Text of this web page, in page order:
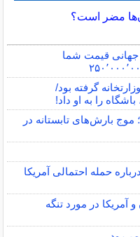
مضر است؟
جهانی قیمت شما
گرفته بود/
را به او داد!
ساعت آینده؛ موج بارش‌های تابستانه در
حمله احتمالی آمریکا
آمریکا در مورد تنگه